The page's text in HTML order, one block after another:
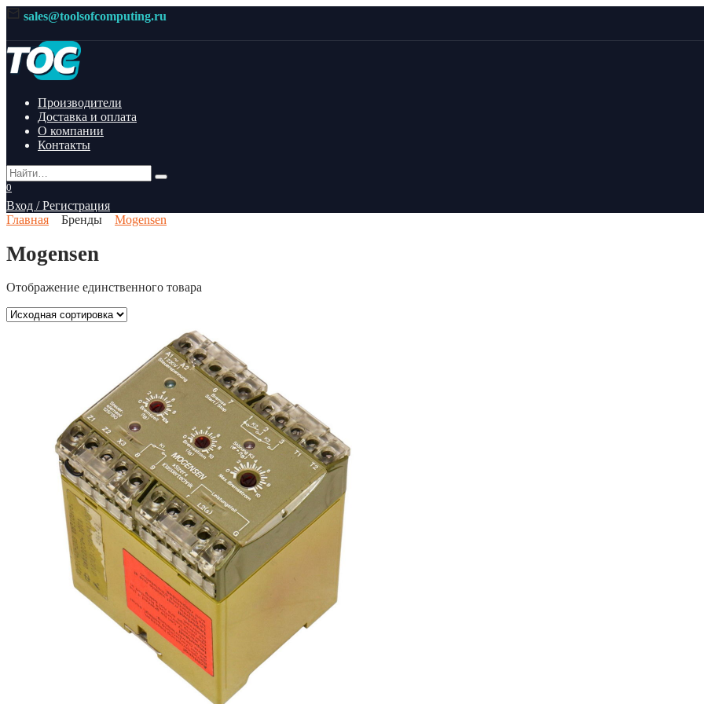
Перейти
содержанию
sales@toolsofcomputing.ru
Производители
Доставка и оплата
О компании
Контакты
Search
for:
0
Вход / Регистрация
Главная
Бренды Mogensen
Mogensen
Отображение единственного товара